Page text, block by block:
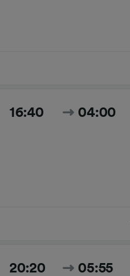
16:40 04:00
20:20 05:55